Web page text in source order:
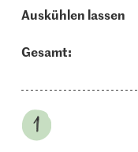
auskühlen lassen
Gesamt: